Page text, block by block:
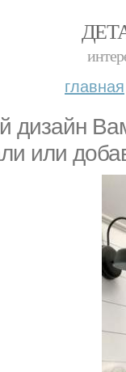
главная
дизайн
или